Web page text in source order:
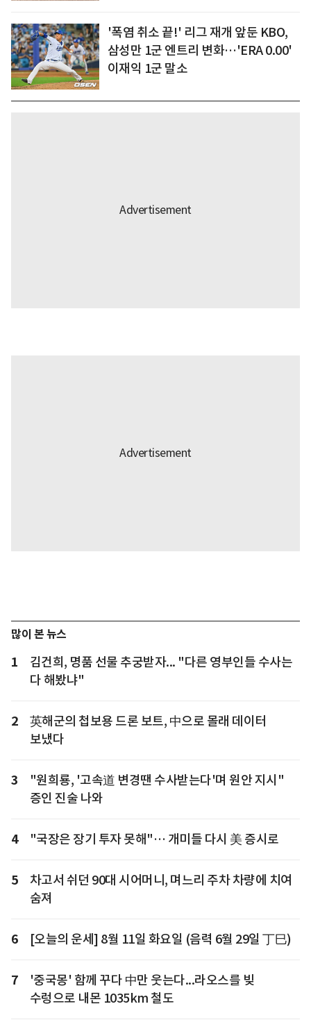
'폭염 취소 끝!' 리그 재개 앞둔 KBO,
삼성만 1군 엔트리 변화…'ERA 0.00'
이재익 1군 말소
많이 본 뉴스
1
김건희, 명품 선물 추궁받자... "다른 영부인들 수사는
다 해봤냐"
2
英해군의 첩보용 드론 보트, 中으로 몰래 데이터
보냈다
3
"원희룡, '고속道 변경땐 수사받는다'며 원안 지시"
증인 진술 나와
4 "국장은 장기 투자 못해"… 개미들 다시 美 증시로
5
차고서 쉬던 90대 시어머니, 며느리 주차 차량에 치여
숨져
6 [오늘의 운세] 8월 11일 화요일 (음력 6월 29일 丁巳)
7
'중국몽' 함께 꾸다 中만 웃는다...라오스를 빚
수렁으로 내몬 1035km 철도